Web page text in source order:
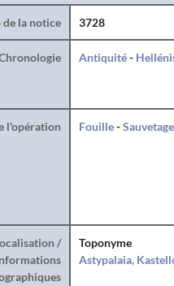
la notice 3728
Antiquité-
l'opération Fouille-Sauvetage
/
Toponyme
Astypalaia,